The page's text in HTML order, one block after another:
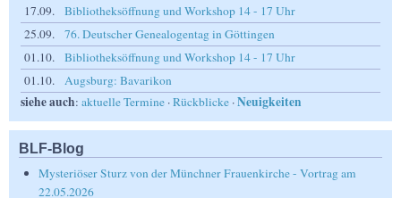
17.09.
Bibliotheksöffnung und Workshop 14 - 17 Uhr
25.09.
76. Deutscher Genealogentag in Göttingen
01.10.
Bibliotheksöffnung und Workshop 14 - 17 Uhr
01.10.
Augsburg: Bavarikon
siehe auch: aktuelle Termine ·Rückblicke ·Neuigkeiten
BLF-Blog
Mysteriöser Sturz von der Münchner Frauenkirche - Vortrag am
22.05.2026